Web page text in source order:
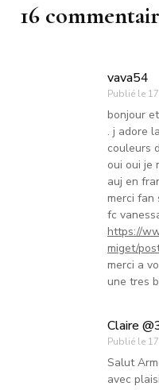
16
vava54
Publié le
bonjour
. j adore
couleurs
oui oui je
auj en
merci fan
fc
https://
miget/
merci a
une tres
Claire
Publié le
Salut
avec